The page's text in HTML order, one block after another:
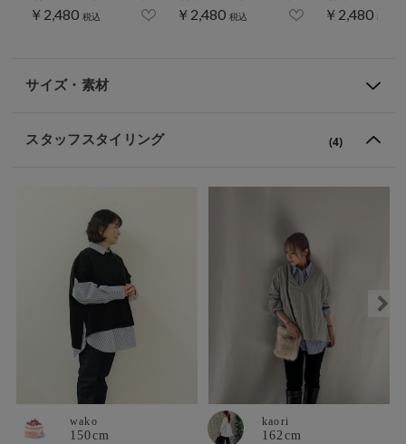
￥2,480 税込 ￥2,480 税込 ￥2,480 税込
サイズ・素材
スタッフスタイリング (4)
wako
150cm
kaori
162cm